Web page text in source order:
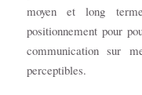
moyen et long
positionnement pour
communication sur
perceptibles.